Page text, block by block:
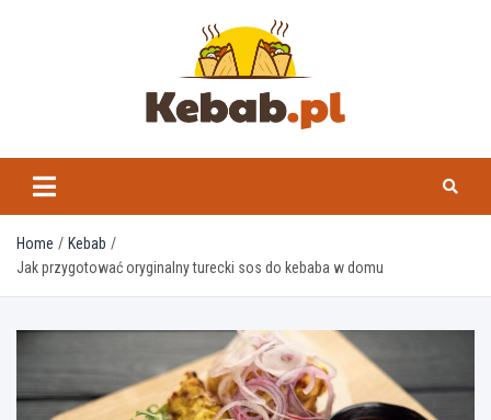
kebab.pl
Home
Kebab
Jak przygotować oryginalny turecki sos do kebaba w domu